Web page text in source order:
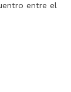
entre el